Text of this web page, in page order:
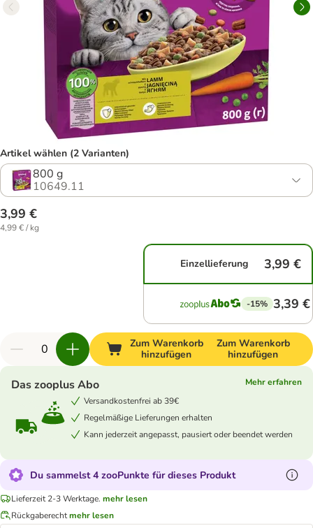
Artikel wählen (2 Varianten)
800 g
10649.11
3,99 €
4,99 € / kg
Einzellieferung 3,99 €
-15% 3,39 €
Zum Warenkorb
hinzufügen
Zum Warenkorb
hinzufügen
Das zooplus Abo
Mehr erfahren
Versandkostenfrei ab 39€
Regelmäßige Lieferungen erhalten
Kann jederzeit angepasst, pausiert oder beendet werden
Du sammelst 4 zooPunkte für dieses Produkt
Lieferzeit 2-3 Werktage. mehr lesen
Rückgaberechtmehr lesen